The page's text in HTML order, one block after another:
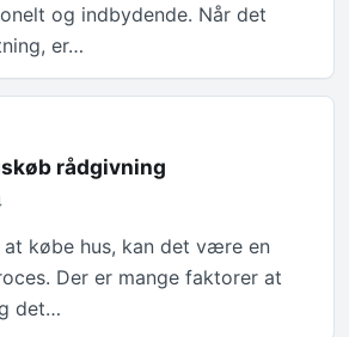
og indbydende. Når det
er…
rådgivning
at købe hus, kan det være en
Der er mange faktorer at
det…